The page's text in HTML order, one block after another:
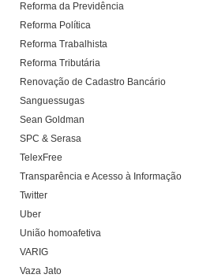
Reforma da Previdência
Reforma Política
Reforma Trabalhista
Reforma Tributária
Renovação de Cadastro Bancário
Sanguessugas
Sean Goldman
SPC & Serasa
TelexFree
Transparência e Acesso à Informação
Twitter
Uber
União homoafetiva
VARIG
Vaza Jato